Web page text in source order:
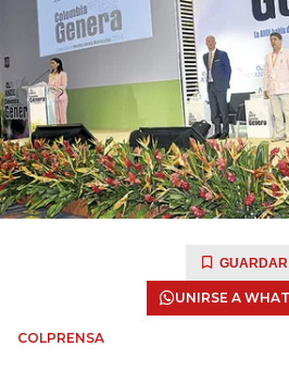
GUARDAR
UNIRSE A
COLPRENSA